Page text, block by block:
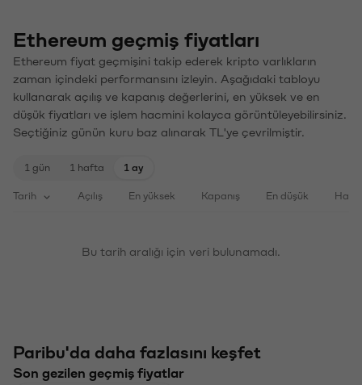
Ethereum geçmiş fiyatları
Ethereum fiyat geçmişini takip ederek kripto varlıkların
zaman içindeki performansını izleyin. Aşağıdaki tabloyu
kullanarak açılış ve kapanış değerlerini, en yüksek ve en
düşük fiyatları ve işlem hacmini kolayca görüntüleyebilirsiniz.
Seçtiğiniz günün kuru baz alınarak TL'ye çevrilmiştir.
1 gün 1 hafta 1 ay
Tarih Açılış En yüksek Kapanış En düşük
Bu tarih aralığı için veri bulunamadı.
Paribu'da daha fazlasını keşfet
Son gezilen geçmiş fiyatlar